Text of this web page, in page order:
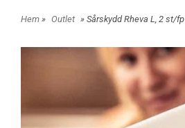
Hem » Outlet » Sårskydd Rheva L, 2 st/fp